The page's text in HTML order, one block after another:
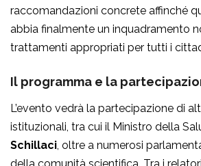
raccomandazioni concrete affinché
abbia finalmente un inquadramento
trattamenti appropriati per tutti i
Il programma e la
L’evento vedrà la partecipazione di
istituzionali, tra cui il Ministro della
Schillaci , oltre a numerosi
della comunità scientifica. Tra i